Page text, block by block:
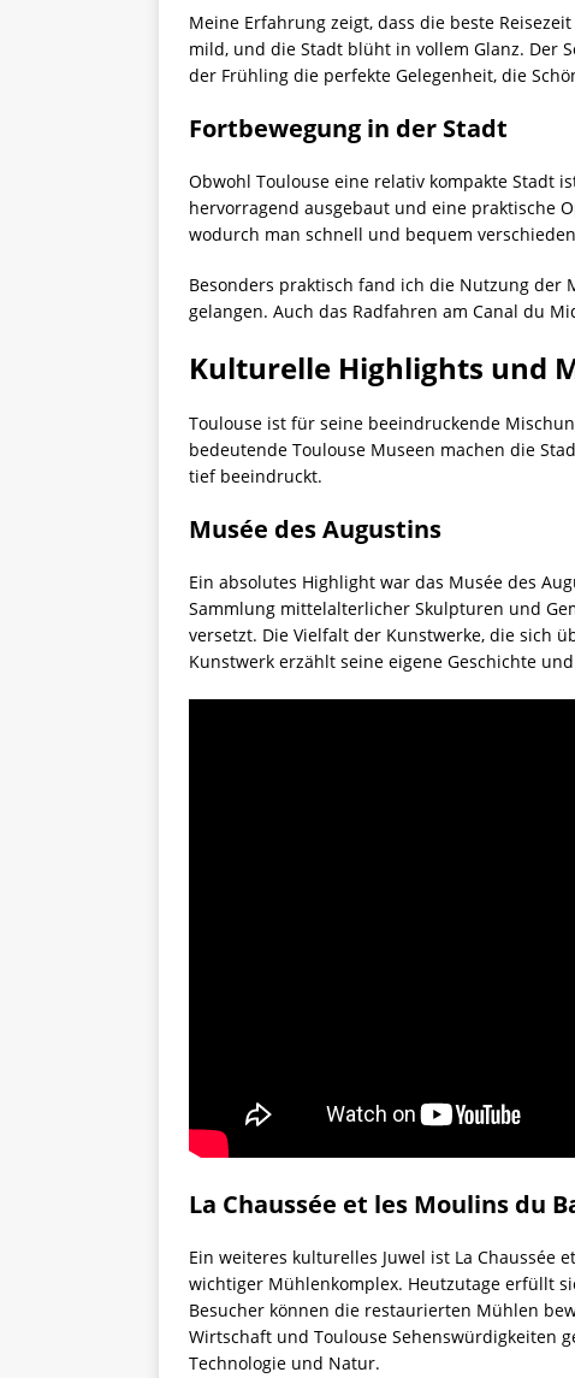
Meine Erfahrung zeigt, dass die beste
mild, und die Stadt blüht in vollem Glanz. Der
der Frühling die perfekte Gelegenheit, die
Fortbewegung in der Stadt
Obwohl Toulouse eine relativ kompakte Stadt
hervorragend ausgebaut und eine praktische
wodurch man schnell und bequem
Besonders praktisch fand ich die Nutzung der
gelangen. Auch das Radfahren am Canal du
Kulturelle Highlights und
Toulouse ist für seine beeindruckende
bedeutende Toulouse Museen machen die
tief beeindruckt.
Musée des Augustins
Ein absolutes Highlight war das Musée des
Sammlung mittelalterlicher Skulpturen und
versetzt. Die Vielfalt der Kunstwerke, die sich
Kunstwerk erzählt seine eigene Geschichte
La Chaussée et les Moulins du
Ein weiteres kulturelles Juwel ist La Chaussée
wichtiger Mühlenkomplex. Heutzutage erfüllt
Besucher können die restaurierten Mühlen
Wirtschaft und Toulouse Sehenswürdigkeiten
Technologie und Natur.